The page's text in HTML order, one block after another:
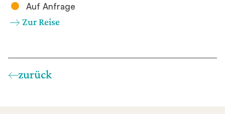
Auf Anfrage
Zur Reise
zurück